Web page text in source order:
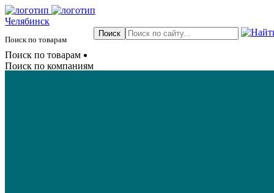
Челябинск
Поиск по товарам
Поиск по товарам
Поиск по компаниям